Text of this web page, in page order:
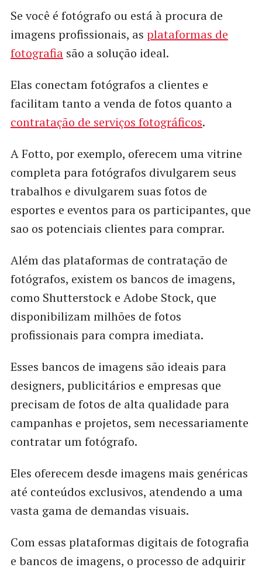
Se você é fotógrafo ou está à procura de
imagens profissionais, as plataformas de
fotografiasão a solução ideal.
Elas conectam fotógrafos a clientes e
facilitam tanto a venda de fotos quanto a
contratação de serviços fotográficos.
A Fotto, por exemplo, oferecem uma vitrine
completa para fotógrafos divulgarem seus
trabalhos e divulgarem suas fotos de
esportes e eventos para os participantes, que
sao os potenciais clientes para comprar.
Além das plataformas de contratação de
fotógrafos, existem os bancos de imagens,
como Shutterstock e Adobe Stock, que
disponibilizam milhões de fotos
profissionais para compra imediata.
Esses bancos de imagens são ideais para
designers, publicitários e empresas que
precisam de fotos de alta qualidade para
campanhas e projetos, sem necessariamente
contratar um fotógrafo.
Eles oferecem desde imagens mais genéricas
até conteúdos exclusivos, atendendo a uma
vasta gama de demandas visuais.
Com essas plataformas digitais de fotografia
e bancos de imagens, o processo de adquirir